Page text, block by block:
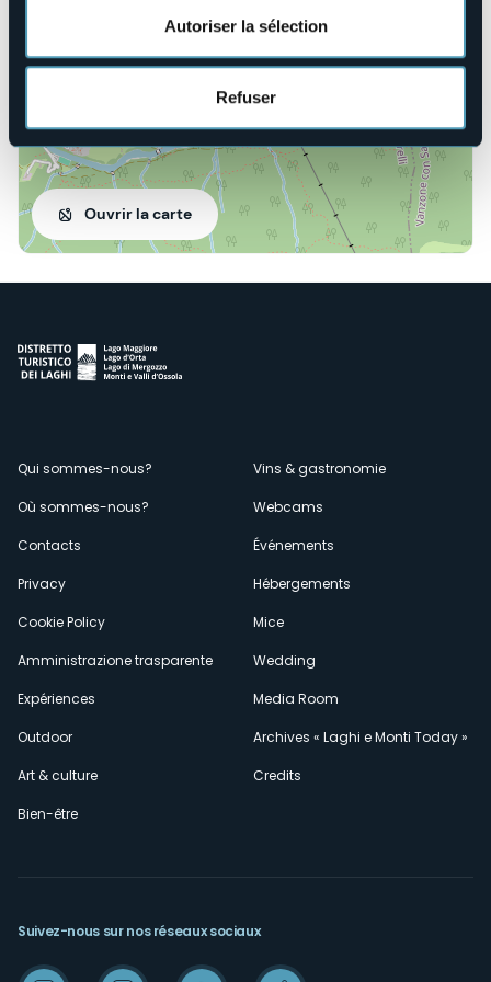
Autoriser la sélection
Refuser
Ouvrir la carte
Menù
secondario
Qui sommes-nous?
Où sommes-nous?
Contacts
Privacy
Cookie Policy
Amministrazione trasparente
Expériences
Outdoor
Art & culture
Bien-être
Vins & gastronomie
Webcams
Événements
Hébergements
Mice
Wedding
Media Room
Archives « Laghi e Monti Today »
Credits
Suivez-nous sur nos réseaux sociaux